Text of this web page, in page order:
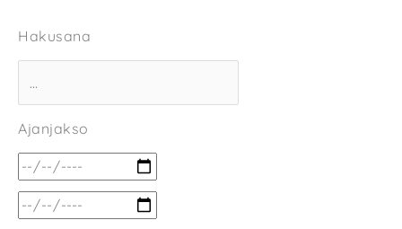
Hakusana
Ajanjakso